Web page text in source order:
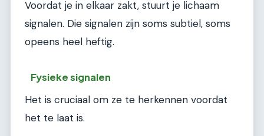
Voordat je in elkaar zakt, stuurt je lichaam
signalen. Die signalen zijn soms subtiel, soms
opeens heel heftig.
Fysieke signalen
Het is cruciaal om ze te herkennen voordat
het te laat is.